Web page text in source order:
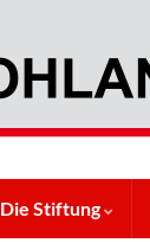
Die Stiftung